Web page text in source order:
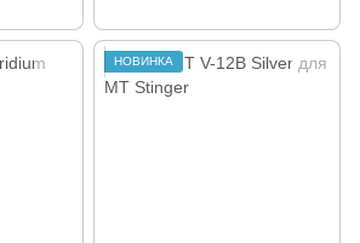
НОВИНКА